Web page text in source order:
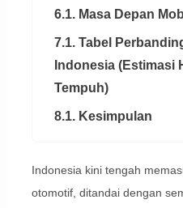
6.1. Masa Depan
7.1. Tabel
Indonesia (Estimasi
Tempuh)
8.1. Kesimpulan
Indonesia kini tengah
otomotif, ditandai dengan